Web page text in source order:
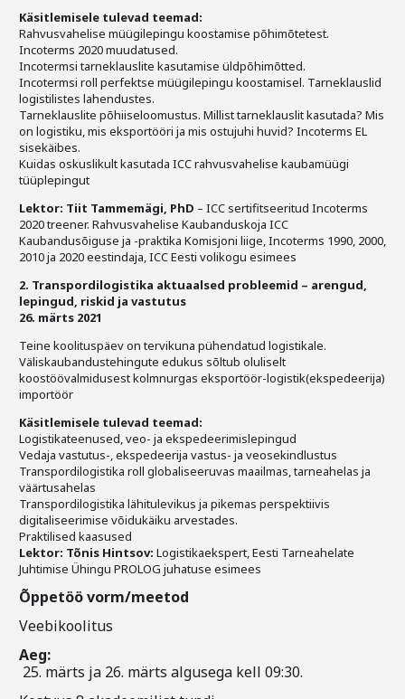
Abimaterjalid
Projektid
Käsitlemisele tulevad teemad:
Rahvusvahelise müügilepingu koostamise põhimõtetest.
Incoterms 2020 muudatused.
Incotermsi tarneklauslite kasutamise üldpõhimõtted.
Incotermsi roll perfektse müügilepingu koostamisel. Tarneklauslid
logistilistes lahendustes.
Tarneklauslite põhiiseloomustus. Millist tarneklauslit kasutada? Mis
on logistiku, mis eksportööri ja mis ostujuhi huvid? Incoterms EL
sisekäibes.
Kuidas oskuslikult kasutada ICC rahvusvahelise kaubamüügi
tüüplepingut
Lektor: Tiit Tammemägi, PhD – ICC sertifitseeritud Incoterms
2020 treener. Rahvusvahelise Kaubanduskoja ICC
Kaubandusõiguse ja -praktika Komisjoni liige, Incoterms 1990, 2000,
2010 ja 2020 eestindaja, ICC Eesti volikogu esimees
2. Transpordilogistika aktuaalsed probleemid – arengud,
lepingud, riskid ja vastutus
26. märts 2021
Teine koolituspäev on tervikuna pühendatud logistikale.
Väliskaubandustehingute edukus sõltub oluliselt
koostöövalmidusest kolmnurgas eksportöör-logistik(ekspedeerija)
importöör
Käsitlemisele tulevad teemad:
Logistikateenused, veo- ja ekspedeerimislepingud
Vedaja vastutus-, ekspedeerija vastus- ja veosekindlustus
Transpordilogistika roll globaliseeruvas maailmas, tarneahelas ja
väärtusahelas
Transpordilogistika lähitulevikus ja pikemas perspektiivis
digitaliseerimise võidukäiku arvestades.
Praktilised kaasused
Lektor: Tõnis Hintsov: Logistikaekspert, Eesti Tarneahelate
Juhtimise Ühingu PROLOG juhatuse esimees
Õppetöö vorm/meetod
Veebikoolitus
Aeg:
25. märts ja 26. märts algusega kell 09:30.